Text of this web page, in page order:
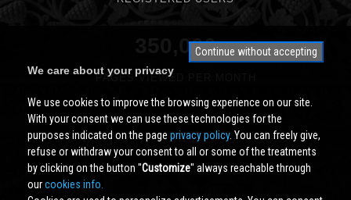
350,000
PAGES VIEWED PER MONTH
Continue without accepting
We care about your privacy
We use cookies to improve the browsing experience on our site.
With your consent we can use these technologies for the
purposes indicated on the page privacy policy. You can freely give,
refuse or withdraw your consent to all or some of the treatments
by clicking on the button ''Customize'' always reachable through
ourcookies info.